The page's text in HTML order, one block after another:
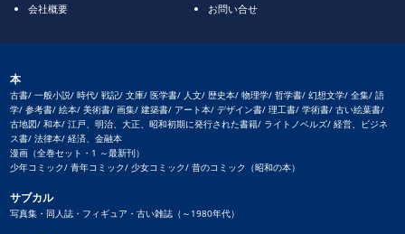
会社概要 お問い合せ
本
古書/ 一般小説/ 時代/ 戦記/ 文庫/ 医学書/ 人文/ 歴史本/ 物理学/ 哲学書/ 幻想文学/ 全集/ 語
学/ 参考書/ 絵本/ 美術書/ 画集/ 建築書/ アート本/ デザイン書/ 理工書/ 学術書/ 古い絵葉書/
古地図/ 和本/ 江戸、明治、大正、昭和初期に発行された書籍/ ライトノベルズ/ 経営、ビジネ
ス書/ 法律本/ 経済、金融本
漫画（全巻セット・1 ～最新刊）
少年コミック/ 青年コミック/ 少女コミック/ 昔のコミック（昭和の本）
サブカル
写真集・同人誌・フィギュア・古い雑誌（～1980年代）